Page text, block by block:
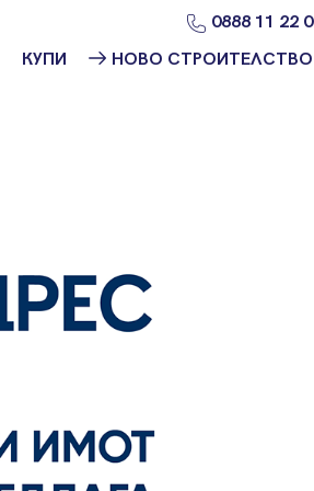
0888 11 22
КУПИ НОВО СТРОИТЕЛСТВО
строителство
строителство